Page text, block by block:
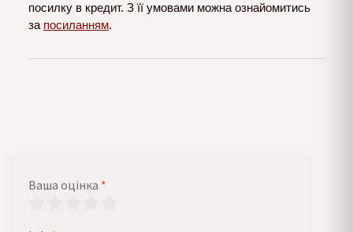
посилку в кредит. З її умовами можна ознайомитись
за посиланням.
Ваша оцінка *